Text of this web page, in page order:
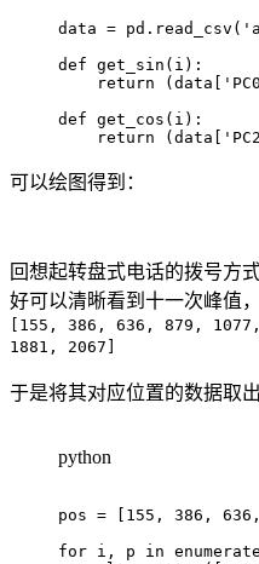
data = pd . read_csv (
def get_sin ( i ) :
return
(data [
def get_cos ( i ) :
return
(data [
可以绘图得到：
回想起转盘式电话的拨号方
好可以清晰看到十一次峰值
[155, 386, 636, 879,
1881, 2067]
于是将其对应位置的数据取
python
pos = [ 155 , 386 , 636 ,
for i , p in enumerate